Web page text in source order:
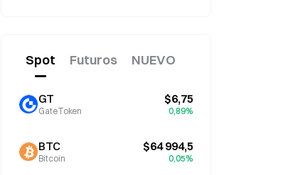
cierre.
Spot Futuros NUEVO
GT
GateToken
$6,75
0,89%
BTC
Bitcoin
$64 994,5
0,05%